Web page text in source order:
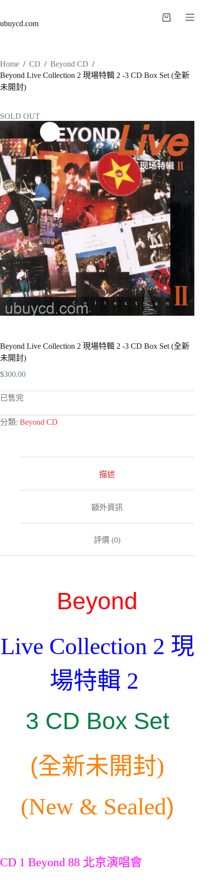
ubuycd.com
Home / CD / Beyond CD /
Beyond Live Collection 2 現場特輯 2 -3 CD Box Set (全新
未開封)
SOLD OUT
Beyond Live Collection 2 現場特輯 2 -3 CD Box Set (全新
未開封)
$300.00
已售完
分類: Beyond CD
描述
額外資訊
評價 (0)
Beyond
Live Collection 2 現
場特輯 2
3 CD Box Set
(全新未開封)
(New & Sealed)
CD 1 Beyond 88 北京演唱會